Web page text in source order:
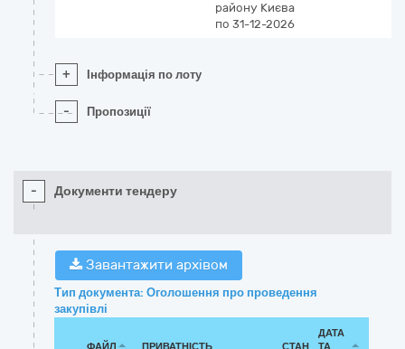
району Києва
по 31-12-2026
+ Інформація по лоту
- Пропозиції
- Документи тендеру
Завантажити архівом
Тип документа: Оголошення про проведення
закупівлі
ДАТА